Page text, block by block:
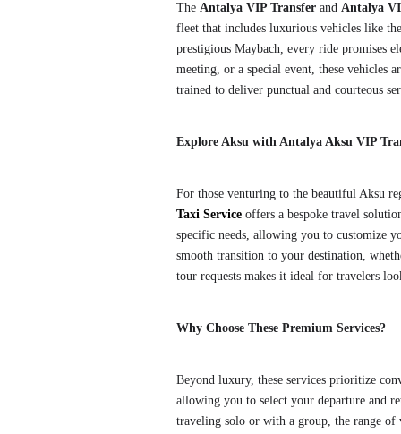
The Antalya VIP Transfer and Antalya
fleet that includes luxurious vehicles like
prestigious Maybach, every ride promises
meeting, or a special event, these vehicles
trained to deliver punctual and courteous
Explore Aksu with Antalya Aksu VIP
For those venturing to the beautiful Aksu
Taxi Service offers a bespoke travel
specific needs, allowing you to customize
smooth transition to your destination,
tour requests makes it ideal for travelers
Why Choose These Premium Services?
Beyond luxury, these services prioritize
allowing you to select your departure and
traveling solo or with a group, the range of